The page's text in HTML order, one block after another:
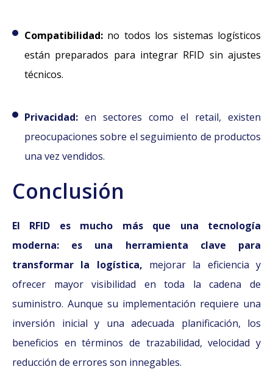
Compatibilidad: no todos los sistemas logísticos
están preparados para integrar RFID sin ajustes
técnicos.
Privacidad: en sectores como el retail, existen
preocupaciones sobre el seguimiento de productos
una vez vendidos.
Conclusión
El RFID es mucho más que una tecnología
moderna: es una herramienta clave para
transformar la logística, mejorar la eficiencia y
ofrecer mayor visibilidad en toda la cadena de
suministro. Aunque su implementación requiere una
inversión inicial y una adecuada planificación, los
beneficios en términos de trazabilidad, velocidad y
reducción de errores son innegables.